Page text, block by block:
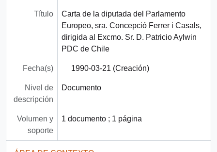
Título
Carta de la diputada del Parlamento
Europeo, sra. Concepció Ferrer i Casals,
dirigida al Excmo. Sr. D. Patricio Aylwin
PDC de Chile
Fecha(s) 1990-03-21 (Creación)
Nivel de
descripción
Documento
Volumen y
soporte
1 documento ; 1 página